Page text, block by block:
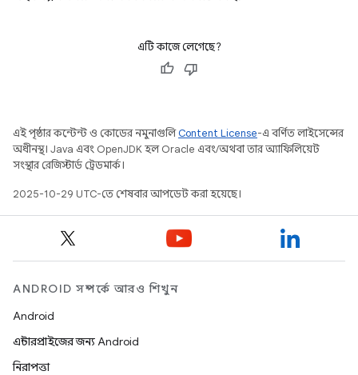
এটি কাজে লেগেছে?
এই পৃষ্ঠার কন্টেন্ট ও কোডের নমুনাগুলিContent License-এ বর্ণিত লাইসেন্সের
অধীনস্থ। Java এবং OpenJDK হল Oracle এবং/অথবা তার অ্যাফিলিয়েট
সংস্থার রেজিস্টার্ড ট্রেডমার্ক।
2025-10-29 UTC-তে শেষবার আপডেট করা হয়েছে।
ANDROID সম্পর্কে আরও শিখুন
Android
এন্টারপ্রাইজের জন্য Android
নিরাপত্তা